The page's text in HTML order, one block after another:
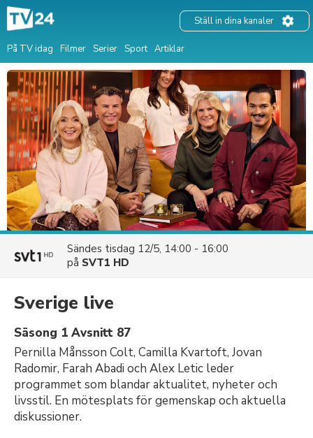
På TV idag Filmer Serier Sport Artiklar
Ställ in dina kanaler
Sändes tisdag 12/5, 14:00 - 16:00
på SVT1 HD
Sverige live
Säsong 1 Avsnitt 87
Pernilla Månsson Colt, Camilla Kvartoft, Jovan
Radomir, Farah Abadi och Alex Letic leder
programmet som blandar aktualitet, nyheter och
livsstil. En mötesplats för gemenskap och aktuella
diskussioner.